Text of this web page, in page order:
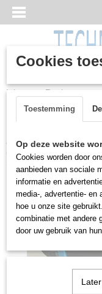
Inloggen Registreren
Home >(Werkplaats)
Gereedschapskar,
Cookies
Toestemming
Op deze website
Cookies worden door
aanbieden van sociale
informatie en
media-, advertentie- en
hoe u onze site
combinatie met andere
door uw gebruik van